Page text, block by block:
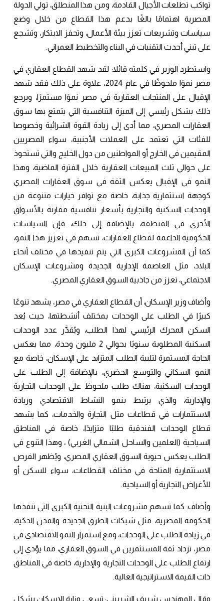
تواكب تطلعات الأجيال القادمة، ومن هذا المنطلق، تولي الدولة
المصرية اهتمامًا بالغًا بدعم هذا القطاع من خلال وضع
سياسات وتشريعات تعزز بيئة الأعمال، وتحفز الابتكار، وتشجع
على تبني أحدث التقنيات في البناء والتخطيط العمراني.
واستطرد الوزير في كلمته قائلا: لقد شهد القطاع العقاري في
مصر نموًا ملحوظًا في عام 2024، علاوة على ذلك فقد شهد
الإقبال على المنتجات العقارية في مصر نموًا مستمرًا، ويرجع
ذلك بشكل رئيسي إلى الميزة التنافسية التي يتمتع بها سوق
العقارات المصري، مما أدى إلى زيادة القوة الشرائية وخصوصا
للفئات التي تعتمد على العملات الأجنبية، سواء المصريين
المقيمين في الخارج أو المواطنين من دول الخليج والتي تستحوذ
على حوالي ثلث المبيعات العقارية خلال الفترة الماضية، وهذا
النمو في الإقبال يعكس الثقة في سوق العقارات المصري
كوجهة استثمارية جذابة، خاصة مع توافر خيارات متنوعة من
الوحدات السكنية والتجارية بأسعار تنافسية مقارنة بالأسواق
الأخرى في المنطقة، بالإضافة إلى ذلك، فإن السياسات
الحكومية الداعمة لقطاع العقارات، تسهم في تعزيز هذا النمو،
كما أن المشروعات الكبرى التي يتم تنفيذها في مختلف أنحاء
البلاد، مثل العاصمة الإدارية الجديدة ومشروعات الإسكان
الاجتماعي، تعزز من جاذبية السوق العقاري المصري.
وأضاف وزير الإسكان، أن القطاع العقاري في مصر، يشهد تنوعًا
كبيرًا في الطلب على الوحدات بمختلف أنشطتها، حيث يُعد
السكن المحرك الرئيسي لهذا الطلب، ويُقدَّر عدد الوحدات
السكنية المطلوبة سنويًا بحوالي 2 مليون وحدة، مما يعكس
الحاجة المستمرة لتلبية الطلب المتزايد على الإسكان، خاصة مع
النمو السكاني والتوسع الحضري، بالإضافة إلى الطلب على
الوحدات السكنية، هناك طلب ملحوظ على الوحدات التجارية
والإدارية، والذي يرتبط بنمو النشاط الاقتصادي وزيادة
الاستثمارات في قطاعات مثل التجارة والخدمات، كما يشهد
قطاع الوحدات الفندقية طلبًا متزايدًا، خاصة في المناطق
السياحية (العلمين والساحل الشمالي الغربي) ، وهذا التنوع في
الطلب يعكس حيوية السوق العقاري المصري، ويُظهر الفرص
الاستثمارية المتاحة في مختلف القطاعات، سواء للسكن أو
للأغراض التجارية أو السياحية.
وأضاف: كما تسهم مشروعات البنية التحتية الكبرى التي تنفذها
الحكومة المصرية، مثل شبكات الطرق الجديدة والمدن الذكية،
في زيادة الطلب على الوحدات، ومع استمرار النمو الاقتصادي في
مصر، تزداد ثقة المستثمرين في السوق العقاري، مما يؤدي إلى
ارتفاع الطلب على الوحدات التجارية والإدارية، خاصة في المناطق
ذات القيمة الاستراتيجية العالية.
وقال المهندس شريف الشربيني: تسعى وزارة الإسكان بشكل